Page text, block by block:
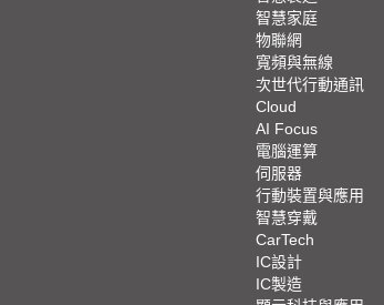
智慧家庭
物聯網
寬頻與無線
次世代行動通訊
Cloud
AI Focus
電腦運算
伺服器
行動裝置與應用
智慧穿戴
CarTech
IC設計
IC製造